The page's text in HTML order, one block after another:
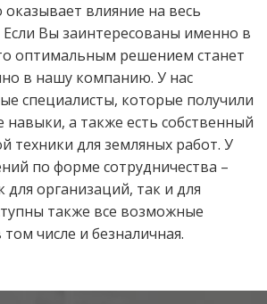
оказывает влияние на весь
Вы заинтересованы именно в
оптимальным решением станет
в нашу компанию. У нас
специалисты, которые получили
навыки, а также есть собственный
техники для земляных работ. У
по форме сотрудничества –
для организаций, так и для
также все возможные
числе и безналичная.